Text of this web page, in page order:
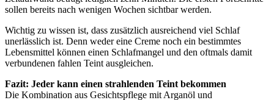
sollen bereits nach wenigen Wochen sichtbar werden.
Wichtig zu wissen ist, dass zusätzlich ausreichend viel Schlaf
unerlässlich ist. Denn weder eine Creme noch ein bestimmtes
Lebensmittel können einen Schlafmangel und den oftmals damit
verbundenen fahlen Teint ausgleichen.
Fazit: Jeder kann einen strahlenden Teint bekommen
Die Kombination aus Gesichtspflege mit Arganöl und